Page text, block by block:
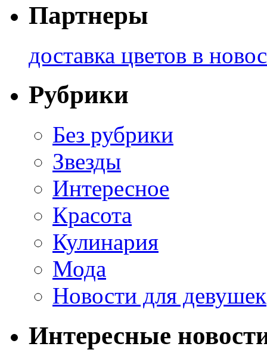
Партнеры
доставка цветов в
Рубрики
Без рубрики
Звезды
Интересное
Красота
Кулинария
Мода
Новости для девушек
Интересные